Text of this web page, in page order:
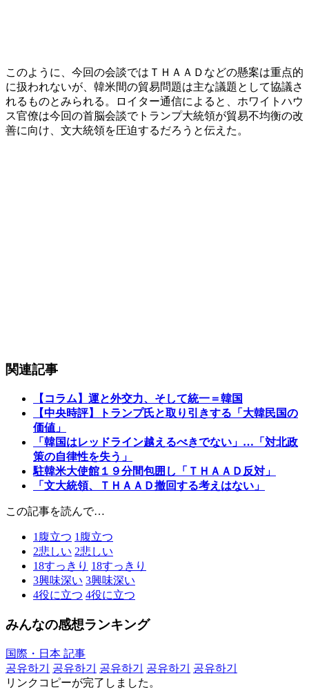
このように、今回の会談ではＴＨＡＡＤなどの懸案は重点的
に扱われないが、韓米間の貿易問題は主な議題として協議さ
れるものとみられる。ロイター通信によると、ホワイトハウ
ス官僚は今回の首脳会談でトランプ大統領が貿易不均衡の改
善に向け、文大統領を圧迫するだろうと伝えた。
関連記事
【コラム】運と外交力、そして統一＝韓国
【中央時評】トランプ氏と取り引きする「大韓民国の
価値」
「韓国はレッドライン越えるべきでない」…「対北政
策の自律性を失う」
駐韓米大使館１９分間包囲し「ＴＨＡＡＤ反対」
「文大統領、ＴＨＡＡＤ撤回する考えはない」
この記事を読んで…
1 腹立つ 1 腹立つ
2悲しい 2悲しい
18すっきり 18すっきり
3興味深い 3興味深い
4役に立つ 4役に立つ
みんなの感想ランキング
国際・日本 記事
공유하기
공유하기 공유하기 공유하기
공유하기
リンクコピーが完了しました。